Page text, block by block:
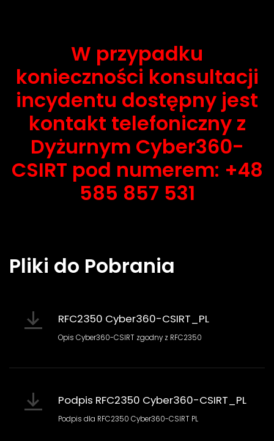
W przypadku
konieczności konsultacji
incydentu dostępny jest
kontakt telefoniczny z
Dyżurnym Cyber360-
CSIRT pod numerem: +48
585 857 531
Pliki do Pobrania
RFC2350 Cyber360-CSIRT_PL
Opis Cyber360-CSIRT zgodny z RFC2350
Podpis RFC2350 Cyber360-CSIRT_PL
Podpis dla RFC2350 Cyber360-CSIRT PL